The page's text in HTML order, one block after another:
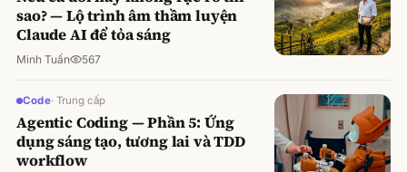
sao? — Lộ trình âm thầm luyện
Claude AI để tỏa sáng
Minh Tuấn 567
Code· Trung cấp
Agentic Coding — Phần 5: Ứng
dụng sáng tạo, tương lai và TDD
workflow